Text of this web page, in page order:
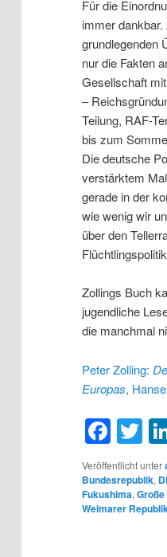
Für die
immer
grundlegenden
nur die Fakten
Gesellschaft
–
Teilung, RAF-
bis zum
Die deutsche
verstärktem
gerade in der
wie wenig wir
über den
Zollings Buch
jugendliche
die manchmal
Peter Zolling:
Europas,
Veröffentlicht unter
Bundesrepublik,
Fukushima,
Weimarer